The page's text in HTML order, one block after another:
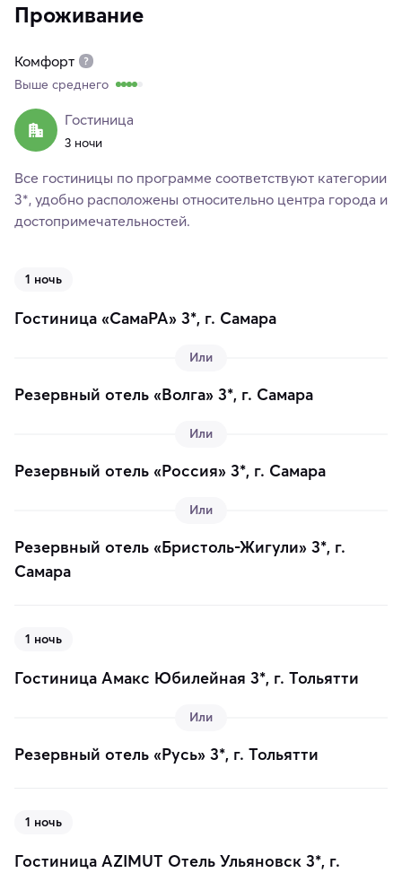
Проживание
Комфорт
Выше среднего
Гостиница
3 ночи
Все гостиницы по программе соответствуют категории
3*, удобно расположены относительно центра города и
достопримечательностей.
1 ночь
Гостиница «СамаРА» 3*, г. Самара
Или
Резервный отель «Волга» 3*, г. Самара
Или
Резервный отель «Россия» 3*, г. Самара
Или
Резервный отель «Бристоль-Жигули» 3*, г.
Самара
1 ночь
Гостиница Амакс Юбилейная 3*, г. Тольятти
Или
Резервный отель «Русь» 3*, г. Тольятти
1 ночь
Гостиница AZIMUT Отель Ульяновск 3*, г.